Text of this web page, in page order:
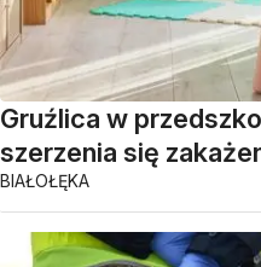
Gruźlica w
szerzenia się
BIAŁOŁĘKA